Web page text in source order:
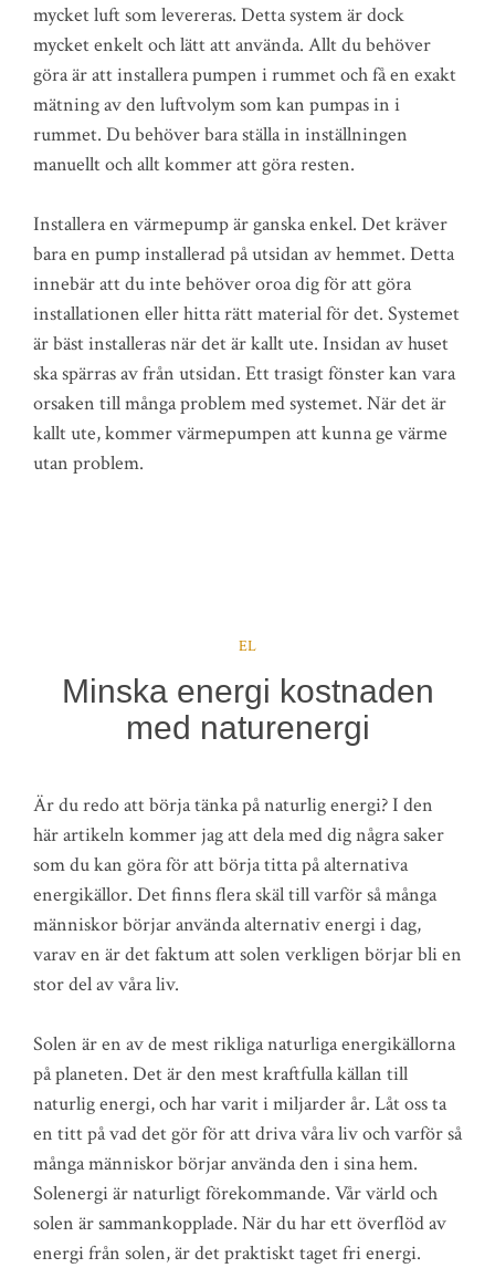
mycket luft som levereras. Detta system är dock
mycket enkelt och lätt att använda. Allt du behöver
göra är att installera pumpen i rummet och få en exakt
mätning av den luftvolym som kan pumpas in i
rummet. Du behöver bara ställa in inställningen
manuellt och allt kommer att göra resten.
Installera en värmepump är ganska enkel. Det kräver
bara en pump installerad på utsidan av hemmet. Detta
innebär att du inte behöver oroa dig för att göra
installationen eller hitta rätt material för det. Systemet
är bäst installeras när det är kallt ute. Insidan av huset
ska spärras av från utsidan. Ett trasigt fönster kan vara
orsaken till många problem med systemet. När det är
kallt ute, kommer värmepumpen att kunna ge värme
utan problem.
EL
Minska energi kostnaden
med naturenergi
Är du redo att börja tänka på naturlig energi? I den
här artikeln kommer jag att dela med dig några saker
som du kan göra för att börja titta på alternativa
energikällor. Det finns flera skäl till varför så många
människor börjar använda alternativ energi i dag,
varav en är det faktum att solen verkligen börjar bli en
stor del av våra liv.
Solen är en av de mest rikliga naturliga energikällorna
på planeten. Det är den mest kraftfulla källan till
naturlig energi, och har varit i miljarder år. Låt oss ta
en titt på vad det gör för att driva våra liv och varför så
många människor börjar använda den i sina hem.
Solenergi är naturligt förekommande. Vår värld och
solen är sammankopplade. När du har ett överflöd av
energi från solen, är det praktiskt taget fri energi.